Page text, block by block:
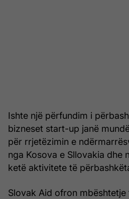
Ishte një përfundim i
bizneset start-up janë
për rrjetëzimin e
nga Kosova e Sllovakia dhe
ketë aktivitete të
Slovak Aid ofron